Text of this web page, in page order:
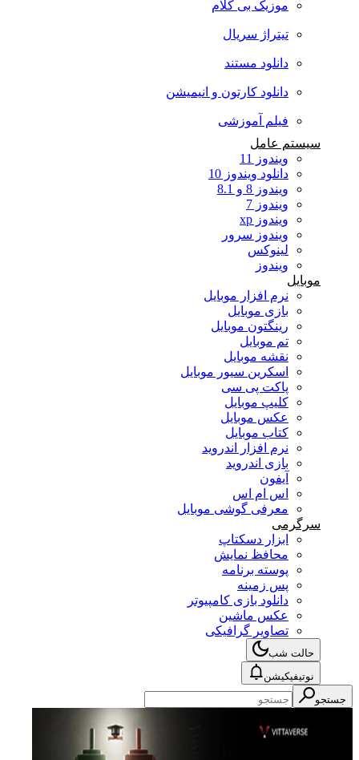
موزیک بی کلام
تیتراژ سریال
دانلود مستند
دانلود کارتون و انیمیشن
فیلم آموزشی
سیستم عامل
ویندوز 11
دانلود ویندوز 10
ویندوز 8 و 8.1
ویندوز 7
ویندوز xp
ویندوز سرور
لینوکس
ویندوز
موبایل
نرم افزار موبایل
بازی موبایل
رینگتون موبایل
تم موبایل
نقشه موبایل
اسکرین سیور موبایل
پاکت پی سی
کلیپ موبایل
عکس موبایل
کتاب موبایل
نرم افزار اندروید
بازی اندروید
آیفون
اس ام اس
معرفی گوشی موبایل
سرگرمی
ابزار دسکتاپ
محافظ نمایش
پوسته برنامه
پس زمینه
دانلود بازی کامپیوتر
عکس ماشین
تصاویر گرافیکی
حالت شب
نوتیفیکیشن
جستجو